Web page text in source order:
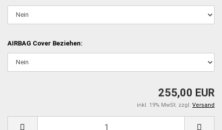
AIRBAG Cover Beziehen:
255,00 EUR
inkl. 19% MwSt. zzgl. Versand